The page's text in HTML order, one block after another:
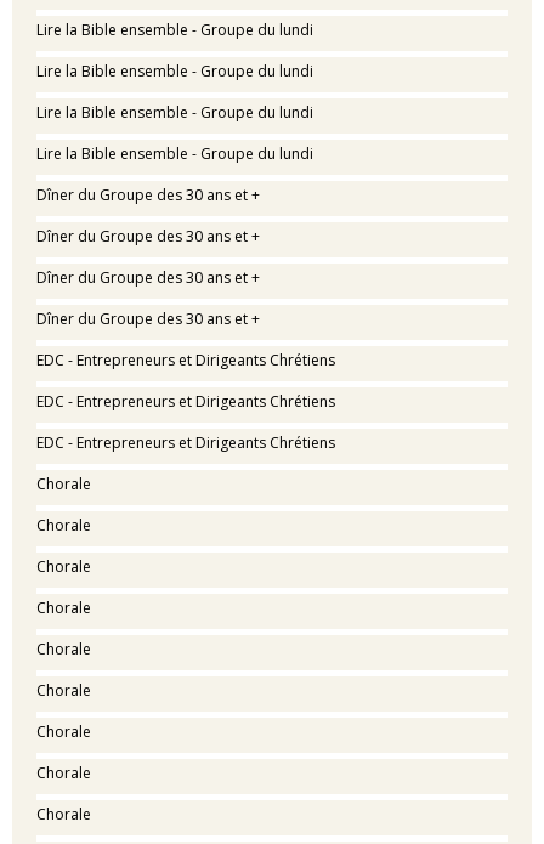
Lire la Bible ensemble - Groupe du lundi
Lire la Bible ensemble - Groupe du lundi
Lire la Bible ensemble - Groupe du lundi
Lire la Bible ensemble - Groupe du lundi
Dîner du Groupe des 30 ans et +
Dîner du Groupe des 30 ans et +
Dîner du Groupe des 30 ans et +
Dîner du Groupe des 30 ans et +
EDC - Entrepreneurs et Dirigeants Chrétiens
EDC - Entrepreneurs et Dirigeants Chrétiens
EDC - Entrepreneurs et Dirigeants Chrétiens
Chorale
Chorale
Chorale
Chorale
Chorale
Chorale
Chorale
Chorale
Chorale